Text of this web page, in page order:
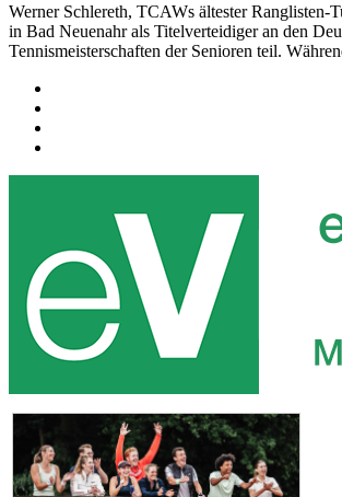
Werner Schlereth, TCAWs ältester Ranglisten-
in Bad Neuenahr als Titelverteidiger an den
Tennismeisterschaften der Senioren teil.